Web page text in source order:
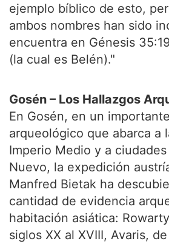
ejemplo bíblico de esto,
ambos nombres han sido
encuentra en Génesis
(la cual es Belén)."
Gosén – Los Hallazgos
En Gosén, en un
arqueológico que abarca a
Imperio Medio y a
Nuevo, la expedición
Manfred Bietak ha
cantidad de evidencia
habitación asiática:
siglos XX al XVIII, Avaris,